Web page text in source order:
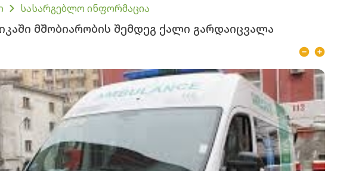
სასარგებლო ინფორმაცია
მშობიარობის შემდეგ ქალი გარდაიცვალა